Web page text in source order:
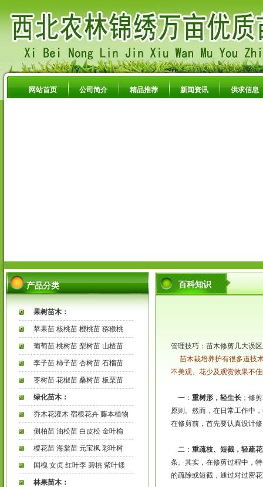
网站首页 公司简介 精品推荐 新闻资讯 供求信息
产品分类
果树苗木：
苹果苗 核桃苗 樱桃苗 猕猴桃
葡萄苗 桃树苗 梨树苗 山楂苗
李子苗 柿子苗 杏树苗 石榴苗
枣树苗 花椒苗 桑树苗 板栗苗
绿化苗木：
乔木花灌木 宿根花卉 藤本植物
侧柏苗 油松苗 白皮松 金叶榆
樱花苗 海棠苗 元宝枫 彩叶树
国槐 女贞 红叶李 碧桃 紫叶矮
林果苗木：
百科知识
管理技巧：苗木修剪几大误
苗木栽培养护有很多道技
不美观、花少及观赏效果不
一： 重树形，轻生长；修
原则。然而，在日常工作中
在修剪前，首先要认真设计
二： 重疏枝、短截，轻疏
条。其实，在修剪过程中，
的疏除或短截，通过对过密